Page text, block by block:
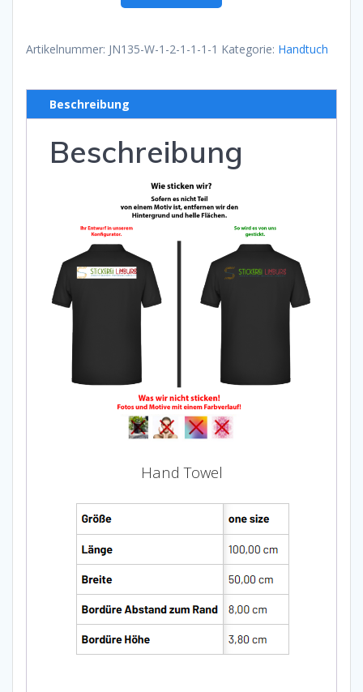
Menge
Artikelnummer: JN135-W-1-2-1-1-1-1 Kategorie: Handtuch
Beschreibung
Beschreibung
Hand Towel